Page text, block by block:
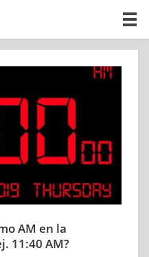
AM en la
11:40 AM?